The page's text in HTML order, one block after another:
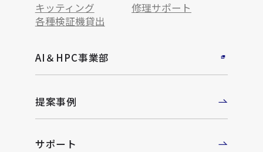
キッティング
修理サポート
各種検証機貸出
AI＆HPC事業部
提案事例
サポート